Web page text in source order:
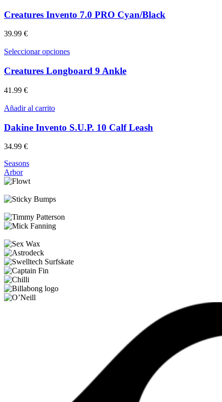
Creatures Invento 7.0 PRO Cyan/Black
39.99 €
Seleccionar opcionesEste
tiene
múltiples
pueden
elegir
Creatures Longboard 9 Ankle
41.99 €
Añadir al carrito
Dakine Invento S.U.P. 10 Calf Leash
34.99 €
Seasons
Arbor